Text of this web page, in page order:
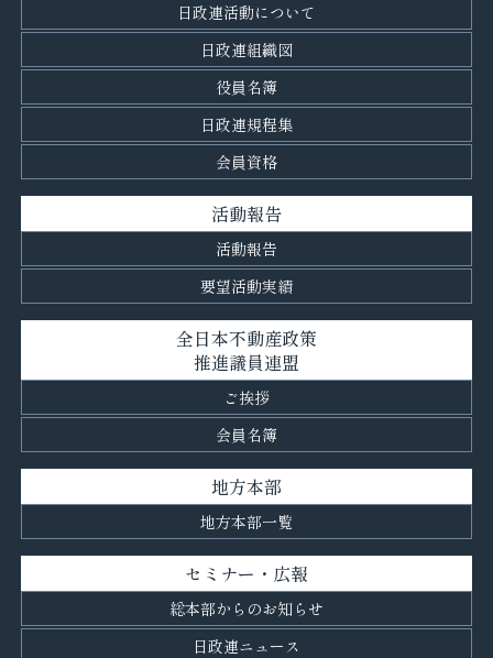
日政連活動について
日政連組織図
役員名簿
日政連規程集
会員資格
活動報告
活動報告
要望活動実績
全日本不動産政策
推進議員連盟
ご挨拶
会員名簿
地方本部
地方本部一覧
セミナー・広報
総本部からのお知らせ
日政連ニュース